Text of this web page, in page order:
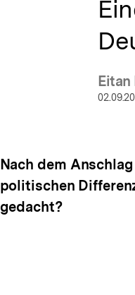
Nach dem
politischen
gedacht?